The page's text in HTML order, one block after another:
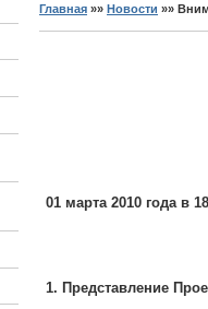
Главная »»Новости »»
01 марта 2010 года в
1. Представление